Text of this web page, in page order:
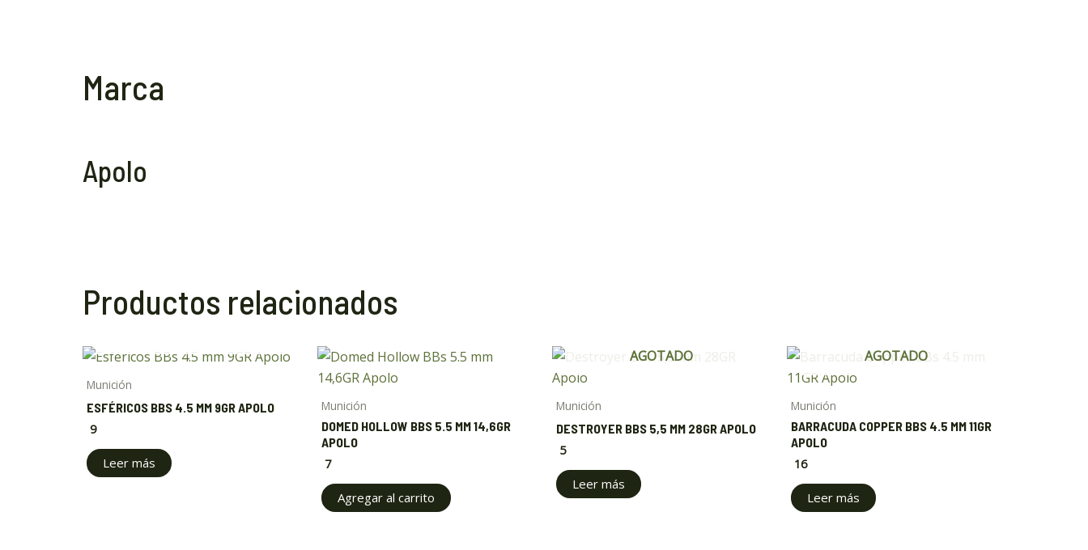
Marca
Apolo
Productos relacionados
Munición
ESFÉRICOS BBS 4.5 MM 9GR APOLO
9
Leer más
Munición
DOMED HOLLOW BBS 5.5 MM 14,6GR
APOLO
7
Agregar al carrito
AGOTADO
Munición
DESTROYER BBS 5,5 MM 28GR APOLO
5
Leer más
AGOTADO
Munición
BARRACUDA COPPER BBS 4.5 MM 11GR
APOLO
16
Leer más